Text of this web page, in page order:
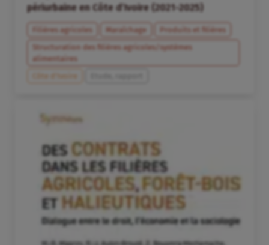
périurbaine en Côte d’Ivoire (2021-2025)
Filières agricoles Maraîchage
Produits et filières
Structuration des filières agricoles/systèmes
alimentaires
Côte d’Ivoire